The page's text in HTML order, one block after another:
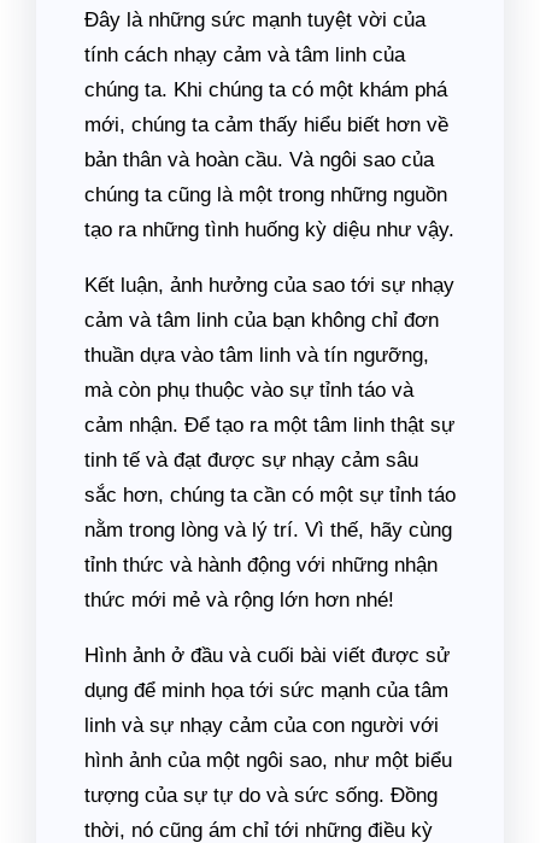
Đây là những sức mạnh tuyệt vời của
tính cách nhạy cảm và tâm linh của
chúng ta. Khi chúng ta có một khám phá
mới, chúng ta cảm thấy hiểu biết hơn về
bản thân và hoàn cầu. Và ngôi sao của
chúng ta cũng là một trong những nguồn
tạo ra những tình huống kỳ diệu như vậy.
Kết luận, ảnh hưởng của sao tới sự nhạy
cảm và tâm linh của bạn không chỉ đơn
thuần dựa vào tâm linh và tín ngưỡng,
mà còn phụ thuộc vào sự tỉnh táo và
cảm nhận. Để tạo ra một tâm linh thật sự
tinh tế và đạt được sự nhạy cảm sâu
sắc hơn, chúng ta cần có một sự tỉnh táo
nằm trong lòng và lý trí. Vì thế, hãy cùng
tỉnh thức và hành động với những nhận
thức mới mẻ và rộng lớn hơn nhé!
Hình ảnh ở đầu và cuối bài viết được sử
dụng để minh họa tới sức mạnh của tâm
linh và sự nhạy cảm của con người với
hình ảnh của một ngôi sao, như một biểu
tượng của sự tự do và sức sống. Đồng
thời, nó cũng ám chỉ tới những điều kỳ